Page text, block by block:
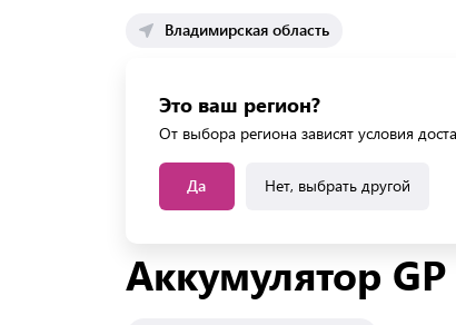
Владимирская область
Это ваш регион?
От выбора региона зависят условия
Да Нет, выбрать другой
Главная Каталог
Аккумулятор